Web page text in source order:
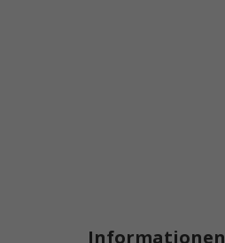
Informationen